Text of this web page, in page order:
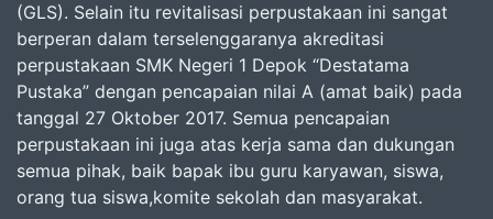
(GLS). Selain itu revitalisasi perpustakaan ini sangat
berperan dalam terselenggaranya akreditasi
perpustakaan SMK Negeri 1 Depok “Destatama
Pustaka” dengan pencapaian nilai A (amat baik) pada
tanggal 27 Oktober 2017. Semua pencapaian
perpustakaan ini juga atas kerja sama dan dukungan
semua pihak, baik bapak ibu guru karyawan, siswa,
orang tua siswa,komite sekolah dan masyarakat.